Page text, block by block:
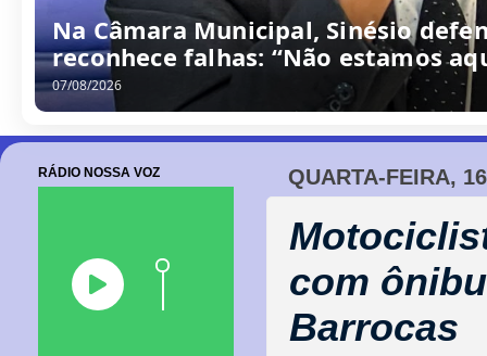
Na Câmara Municipal, Sinésio
reconhece falhas: “Não estamos
07/08/2026
QUARTA-FEIRA,
com
Barrocas
RÁDIO NOSSA VOZ